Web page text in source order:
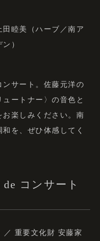
睦美（ハーブ／南ア
）
サート。佐藤元洋の
ートナー〉の音色と
楽しみください。南
を、ぜひ体感してく
de コンサート
／ 重要文化財 安藤家